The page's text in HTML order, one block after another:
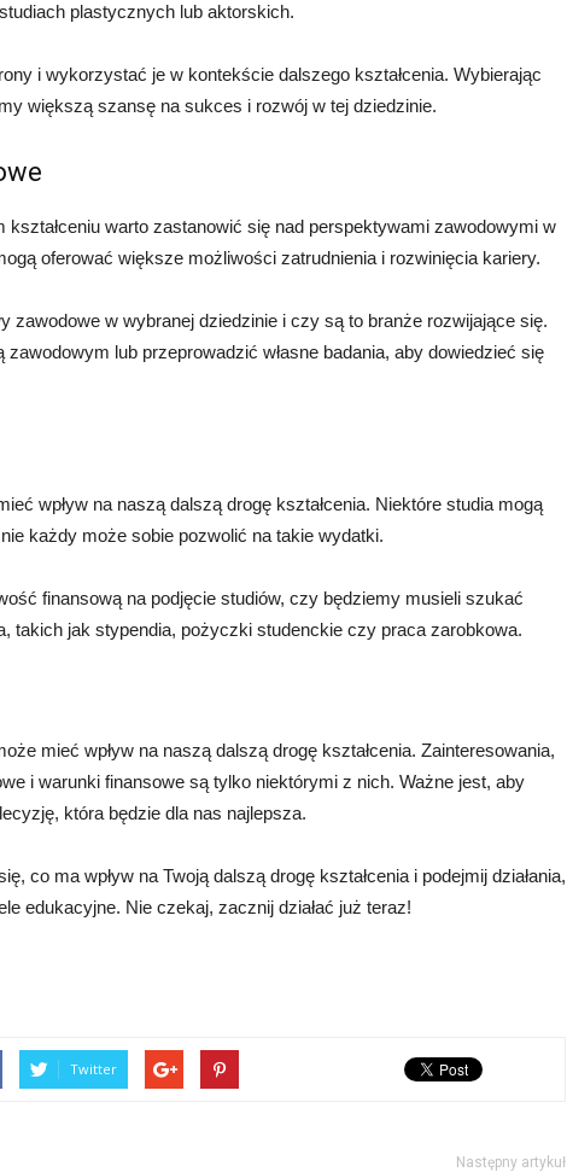
plastycznych lub aktorskich.
i wykorzystać je w kontekście dalszego kształcenia. Wybierając
większą szansę na sukces i rozwój w tej dziedzinie.
warto zastanowić się nad perspektywami zawodowymi w
oferować większe możliwości zatrudnienia i rozwinięcia kariery.
zawodowe w wybranej dziedzinie i czy są to branże rozwijające się.
lub przeprowadzić własne badania, aby dowiedzieć się
wpływ na naszą dalszą drogę kształcenia. Niektóre studia mogą
każdy może sobie pozwolić na takie wydatki.
finansową na podjęcie studiów, czy będziemy musieli szukać
takich jak stypendia, pożyczki studenckie czy praca zarobkowa.
mieć wpływ na naszą dalszą drogę kształcenia. Zainteresowania,
i warunki finansowe są tylko niektórymi z nich. Ważne jest, aby
która będzie dla nas najlepsza.
co ma wpływ na Twoją dalszą drogę kształcenia i podejmij działania,
edukacyjne. Nie czekaj, zacznij działać już teraz!
Twitter
Następny artykuł